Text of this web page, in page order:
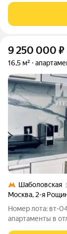
Бронзовой
расположены
9 250 000 ₽
16,5 м²
Шаболовская
Москва, 2-я
Номер лота: вт-
апартаменты в